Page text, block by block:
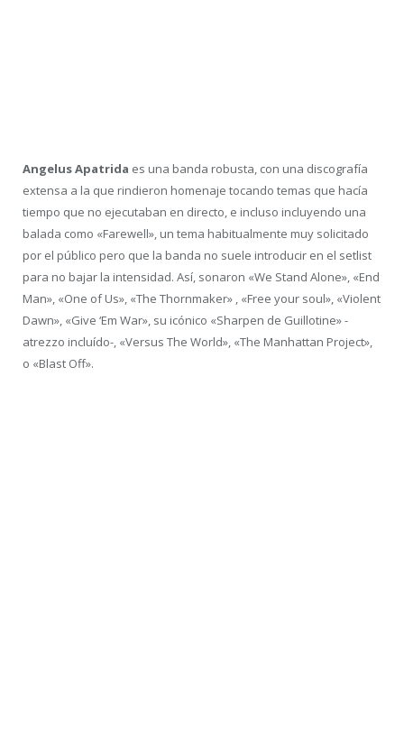
Angelus Apatrida es una banda robusta, con una discografía
extensa a la que rindieron homenaje tocando temas que hacía
tiempo que no ejecutaban en directo, e incluso incluyendo una
balada como «Farewell», un tema habitualmente muy solicitado
por el público pero que la banda no suele introducir en el setlist
para no bajar la intensidad. Así, sonaron «We Stand Alone», «End
Man», «One of Us», «The Thornmaker» , «Free your soul», «Violent
Dawn», «Give ‘Em War», su icónico «Sharpen de Guillotine» -
atrezzo incluído-, «Versus The World», «The Manhattan Project»,
o «Blast Off».